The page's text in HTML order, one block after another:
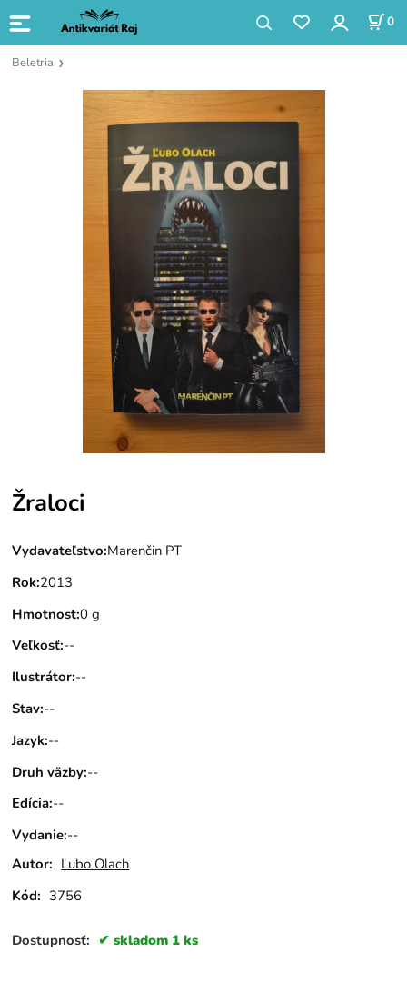
0
Beletria
Žraloci
Vydavateľstvo:Marenčin PT
Rok:2013
Hmotnost:0 g
Veľkosť:--
Ilustrátor:--
Stav:--
Jazyk:--
Druh väzby:--
Edícia:--
Vydanie:--
Autor: Ľubo Olach
Kód: 3756
Dostupnosť: skladom 1 ks